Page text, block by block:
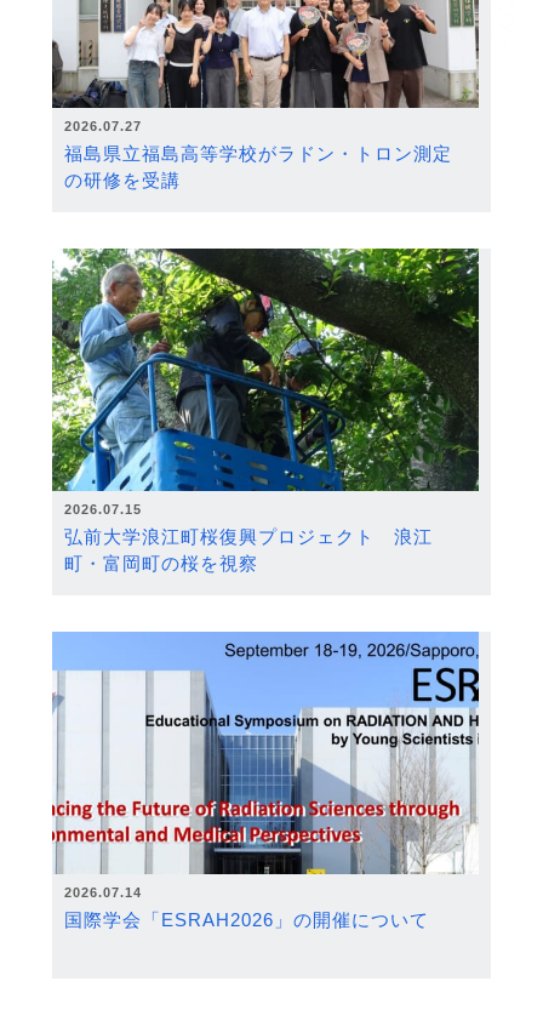
2026.07.27
福島県立福島高等学校がラドン・トロン測定
の研修を受講
2026.07.15
弘前大学浪江町桜復興プロジェクト 浪江
町・富岡町の桜を視察
2026.07.14
国際学会「ESRAH2026」の開催について